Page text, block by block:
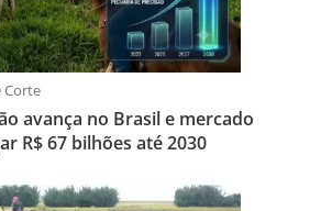
Corte
avança no Brasil e mercado
R$ 67 bilhões até 2030